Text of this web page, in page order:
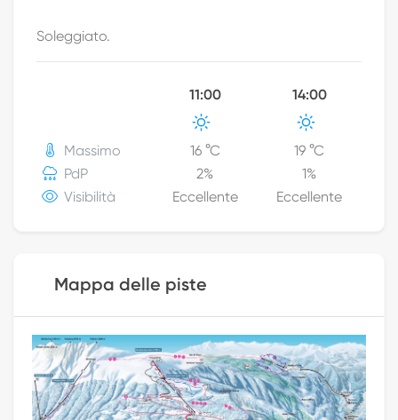
Soleggiato.
11:00 14:00
Massimo 16°C 19 °C
PdP
2% 1%
Visibilità
Eccellente Eccellente
Mappa delle piste